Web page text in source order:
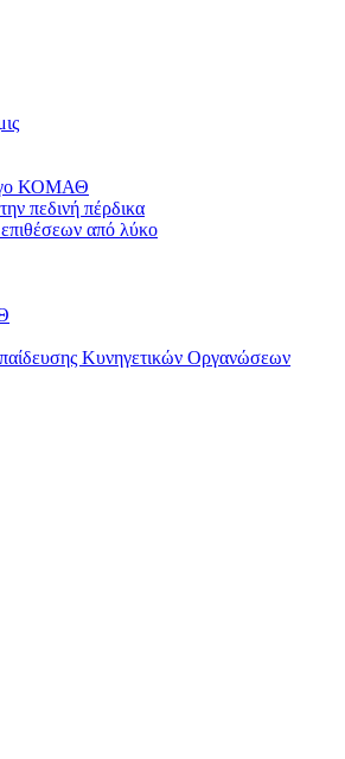
ΚΟΜΑΘ
πεδινή πέρδικα
από λύκο
Κυνηγετικών Οργανώσεων